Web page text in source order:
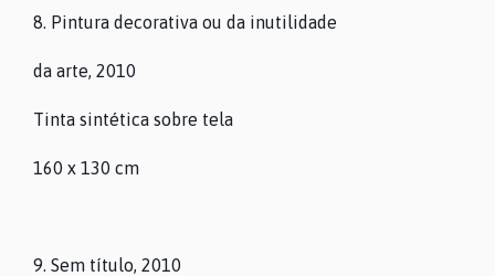
ARQUIVO
8. Pintura decorativa ou da inutilidade
da arte, 2010
Tinta sintética sobre tela
160 x 130 cm
9. Sem título, 2010